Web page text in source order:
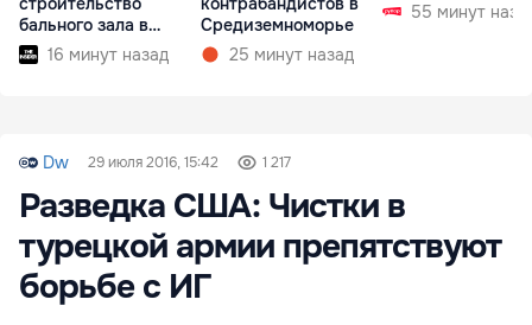
бального зала в
Белом доме
16 минут назад
Средиземноморье
25 минут назад
55 минут
Dw 29 июля 2016, 15:42 1 217
Разведка США: Чистки в
турецкой армии препятствуют
борьбе с ИГ